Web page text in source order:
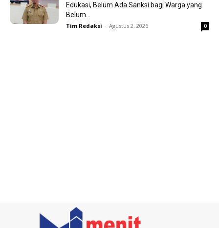
Edukasi, Belum Ada Sanksi bagi Warga yang
Belum...
Tim Redaksi - Agustus 2, 2026 0